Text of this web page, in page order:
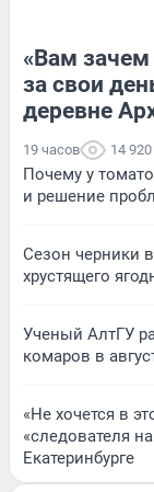
«Вам
за свои
деревне
19 часов 14 920
Почему у
и решение
Сезон черники
хрустящего
Ученый АлтГУ
комаров в
«Не хочется в
«следователя
Екатеринбурге